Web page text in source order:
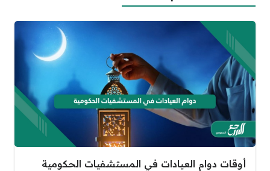
أوقات دوام العيادات في المستشفيات الحكومية